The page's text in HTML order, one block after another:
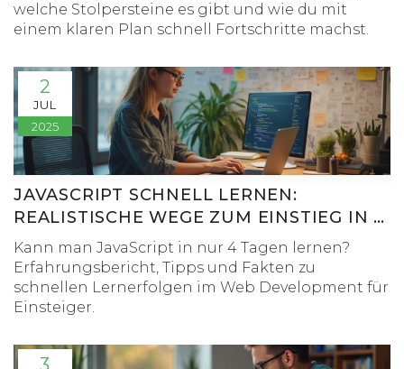
welche Stolpersteine es gibt und wie du mit
einem klaren Plan schnell Fortschritte machst.
2
JUL
2025
JAVASCRIPT SCHNELL LERNEN:
REALISTISCHE WEGE ZUM EINSTIEG IN 4
TAGEN
Kann man JavaScript in nur 4 Tagen lernen?
Erfahrungsbericht, Tipps und Fakten zu
schnellen Lernerfolgen im Web Development für
Einsteiger.
3